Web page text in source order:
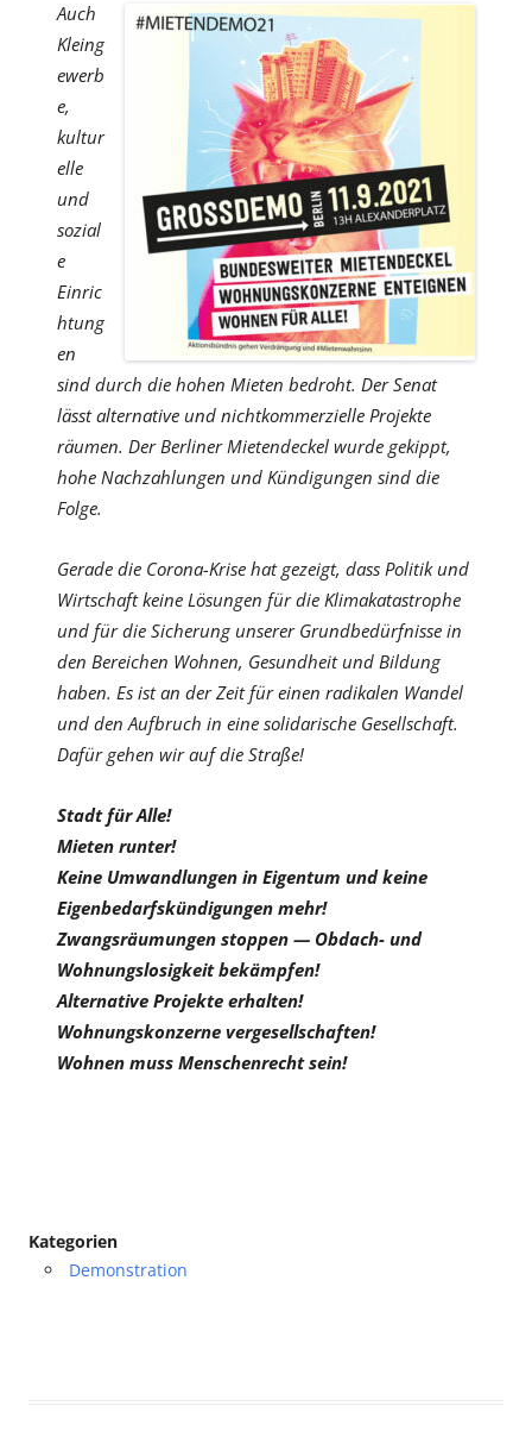
Auch
Kleing
ewerb
e,
kultur
elle
und
sozial
e
Einric
htung
en
sind durch die hohen Mieten bedroht. Der Senat
lässt alternative und nichtkommerzielle Projekte
räumen. Der Berliner Mietendeckel wurde gekippt,
hohe Nachzahlungen und Kündigungen sind die
Folge.
Gerade die Corona-Krise hat gezeigt, dass Politik und
Wirtschaft keine Lösungen für die Klimakatastrophe
und für die Sicherung unserer Grundbedürfnisse in
den Bereichen Wohnen, Gesundheit und Bildung
haben. Es ist an der Zeit für einen radikalen Wandel
und den Aufbruch in eine solidarische Gesellschaft.
Dafür gehen wir auf die Straße!
Stadt für Alle!
Mieten runter!
Keine Umwandlungen in Eigentum und keine
Eigenbedarfskündigungen mehr!
Zwangsräumungen stoppen — Obdach- und
Wohnungslosigkeit bekämpfen!
Alternative Projekte erhalten!
Wohnungskonzerne vergesellschaften!
Wohnen muss Menschenrecht sein!
Kategorien
Demonstration